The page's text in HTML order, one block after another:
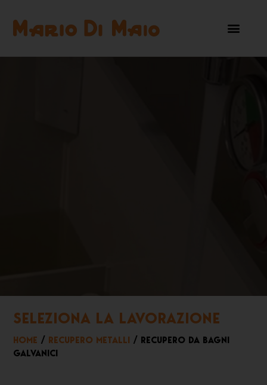
SELEZIONA LA LAVORAZIONE
HOME / RECUPERO METALLI / RECUPERO DA BAGNI
GALVANICI